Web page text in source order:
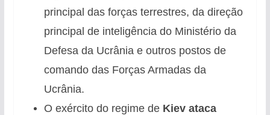
principal das forças terrestres, da direção
principal de inteligência do Ministério da
Defesa da Ucrânia e outros postos de
comando das Forças Armadas da
Ucrânia.
O exército do regime de Kiev ataca